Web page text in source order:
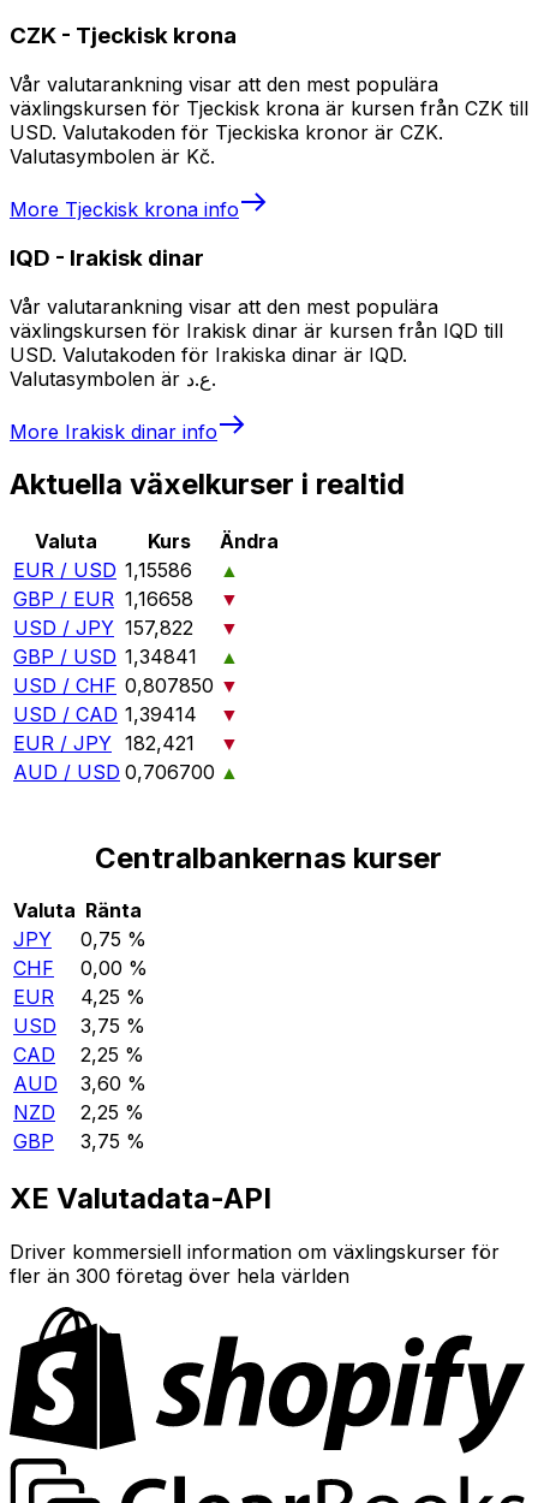
CZK - Tjeckisk krona
Vår valutarankning visar att den mest populära
växlingskursen för Tjeckisk krona är kursen från CZK till
USD. Valutakoden för Tjeckiska kronor är CZK.
Valutasymbolen är Kč.
More Tjeckisk krona info
IQD - Irakisk dinar
Vår valutarankning visar att den mest populära
växlingskursen för Irakisk dinar är kursen från IQD till
USD. Valutakoden för Irakiska dinar är IQD.
Valutasymbolen är ع.د.
More Irakisk dinar info
Aktuella växelkurser i realtid
Valuta Kurs
Ändra
EUR / USD 1,15586
▲
GBP / EUR 1,16658
▼
USD / JPY 157,822
▼
GBP / USD 1,34841
▲
USD / CHF 0,807850 ▼
USD / CAD 1,39414
▼
EUR / JPY 182,421
▼
AUD / USD 0,706700 ▲
Centralbankernas kurser
Valuta Ränta
JPY
0,75 %
CHF
0,00 %
EUR
4,25 %
USD
3,75 %
CAD
2,25 %
AUD
3,60 %
NZD
2,25 %
GBP
3,75 %
XE Valutadata-API
Driver kommersiell information om växlingskurser för
fler än 300 företag över hela världen